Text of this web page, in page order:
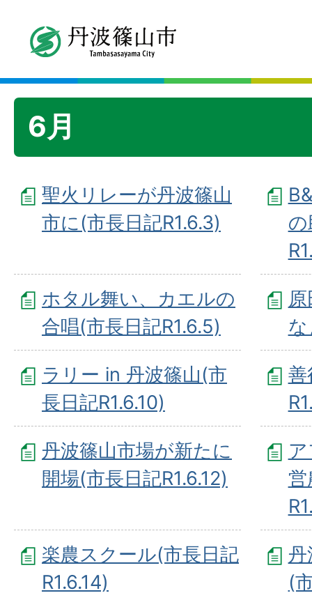
6月
聖火リレーが丹波篠山
市に(市長日記R1.6.3)
ホタル舞い、カエルの
合唱(市長日記R1.6.5)
な
ラリー in 丹波篠山(市
長日記R1.6.10)
善
丹波篠山市場が新たに
開場(市長日記R1.6.12)
楽農スクール(市長日記
R1.6.14)
(